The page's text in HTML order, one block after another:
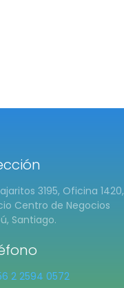
3195, Oficina 1420,
Centro de Negocios
Santiago.
2 2594 0572